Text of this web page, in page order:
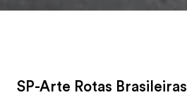
SP-Arte Rotas Brasileiras